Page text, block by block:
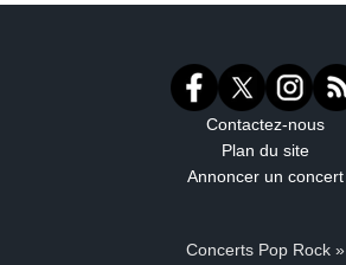
Contactez-nous
Plan du site
Annoncer un concert
Concerts Pop Rock »